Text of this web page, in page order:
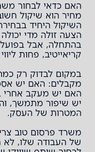
האם כדאי לבחור
מחיר הוא שיקול
השיקול היחיד
הצעה זולה מדי
בהתחלה, אבל
קריאייטיב, פחות
במקום לבדוק רק
מקבלים: האם יש
האם יש מעקב אחרי
יש שיפור מתמשך,
המטרות של העסק.
משרד פרסום טוב
של העבודה שלו,